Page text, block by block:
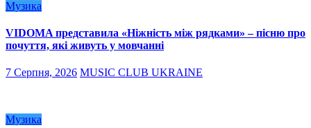
Музика
VIDOMA представила «Ніжність між рядками» – пісню про
почуття, які живуть у мовчанні
7 Серпня, 2026 MUSIC CLUB UKRAINE
Музика